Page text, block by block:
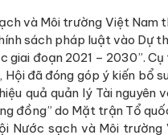
Xây dựng văn hóa sản
kinh tế tuần hoàn”;
trong quản lý và bảo
5.“ Xây dựng mô hình
cộng đồng”. Với vai trò
và nhiệm vụ phản biện xã
Việt Nam thông qua cơ